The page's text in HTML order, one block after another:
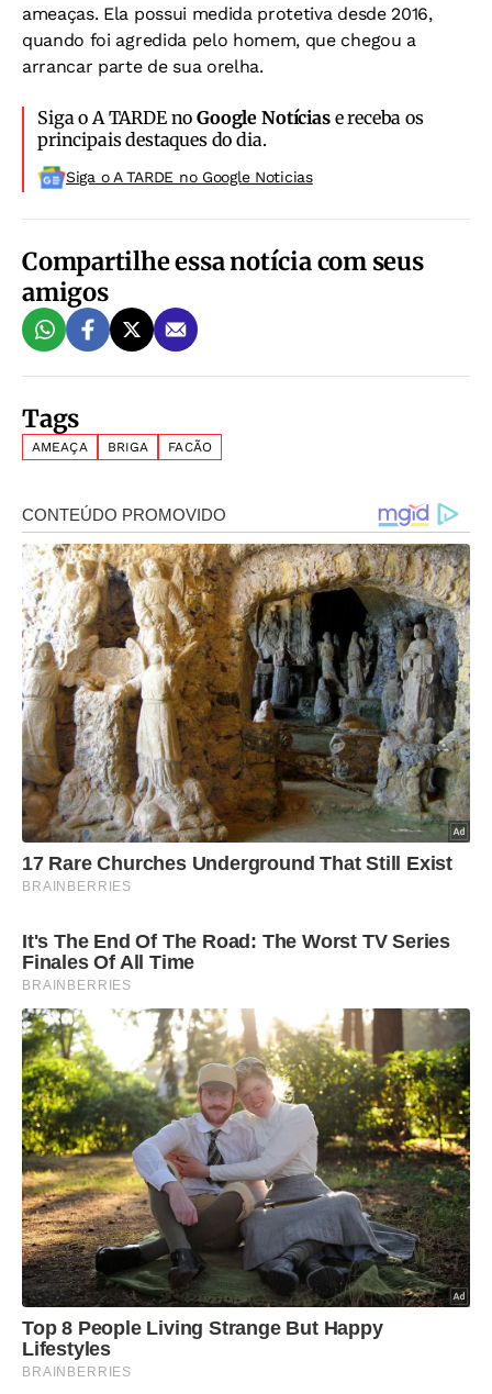
ameaças. Ela possui medida protetiva desde 2016,
quando foi agredida pelo homem, que chegou a
arrancar parte de sua orelha.
Siga o A TARDE noGoogle Notíciase receba os
principais destaques do dia.
Siga o A TARDE no Google Noticias
Compartilhe essa notícia com seus
amigos
Tags
AMEAÇA BRIGA FACÃO